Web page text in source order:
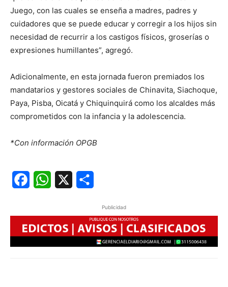
Juego, con las cuales se enseña a madres, padres y
cuidadores que se puede educar y corregir a los hijos sin
necesidad de recurrir a los castigos físicos, groserías o
expresiones humillantes”, agregó.
Adicionalmente, en esta jornada fueron premiados los
mandatarios y gestores sociales de Chinavita, Siachoque,
Paya, Pisba, Oicatá y Chiquinquirá como los alcaldes más
comprometidos con la infancia y la adolescencia.
*Con información OPGB
FacebookWhatsApp
Publicidad